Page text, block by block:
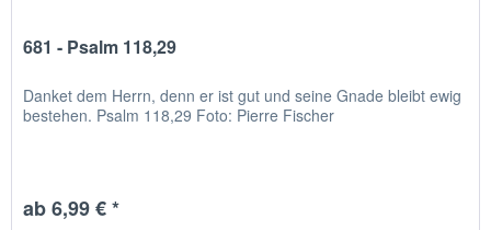
681 - Psalm 118,29
Danket dem Herrn, denn er ist gut und seine Gnade bleibt ewig
bestehen. Psalm 118,29 Foto: Pierre Fischer
ab 6,99 € *